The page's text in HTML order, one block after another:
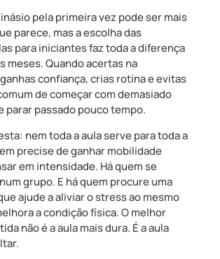
pela primeira vez pode ser mais
parece, mas a escolha das
para iniciantes faz toda a diferença
meses. Quando acertas na
confiança, crias rotina e evitas
de começar com demasiado
parar passado pouco tempo.
nem toda a aula serve para toda a
precise de ganhar mobilidade
em intensidade. Há quem se
grupo. E há quem procure uma
ajude a aliviar o stress ao mesmo
a condição física. O melhor
não é a aula mais dura. É a aula